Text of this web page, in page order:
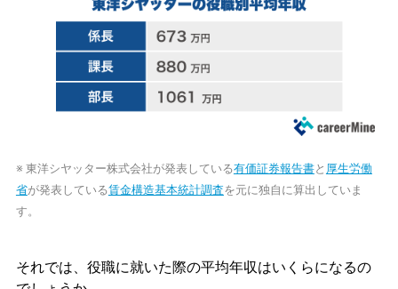
※ 東洋シヤッター株式会社が発表している有価証券報告書と 厚生労働
省が発表している賃金構造基本統計調査を元に独自に算出していま
す。
それでは、役職に就いた際の平均年収はいくらになるの